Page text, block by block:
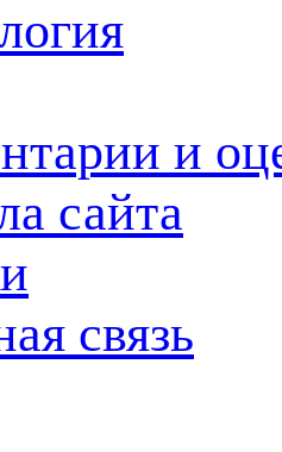
и
сайта
связь